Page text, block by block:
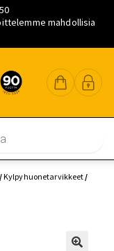
mahdollisia
/Kylpyhuonetarvikkeet /